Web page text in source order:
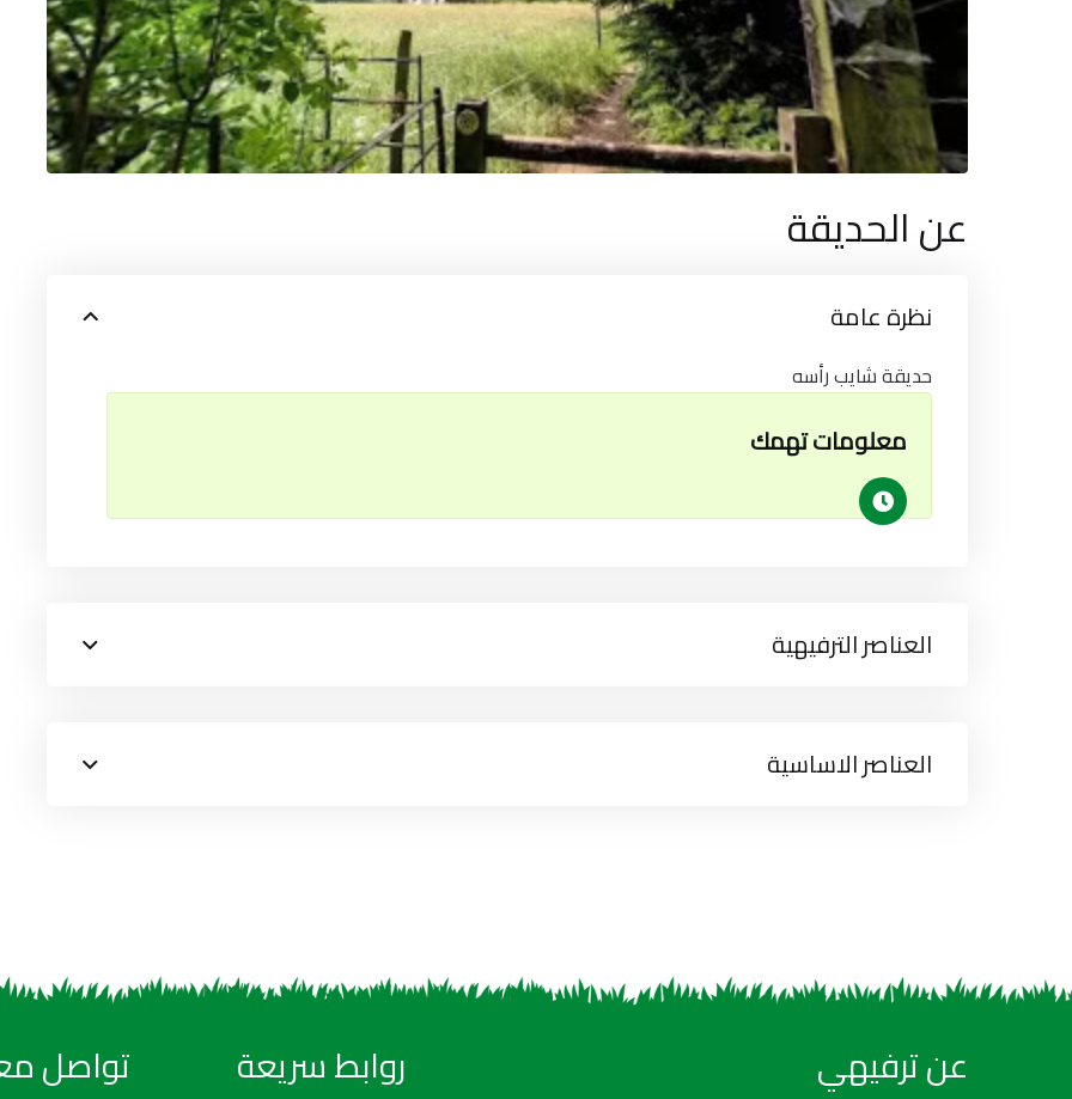
عن الحديقة
نظرة عامة
حديقة شايب رأسه
معلومات تهمك
العناصر الترفيهية
العناصر الاساسية
عن ترفيهي روابط سريعة تواصل